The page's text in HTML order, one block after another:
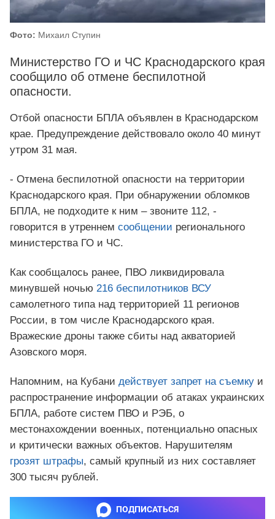
Фото: Михаил Ступин
Министерство ГО и ЧС Краснодарского края
сообщило об отмене беспилотной
опасности.
Отбой опасности БПЛА объявлен в Краснодарском
крае. Предупреждение действовало около 40 минут
утром 31 мая.
- Отмена беспилотной опасности на территории
Краснодарского края. При обнаружении обломков
БПЛА, не подходите к ним – звоните 112, -
говорится в утреннем сообщении регионального
министерства ГО и ЧС.
Как сообщалось ранее, ПВО ликвидировала
минувшей ночью 216 беспилотников ВСУ
самолетного типа над территорией 11 регионов
России, в том числе Краснодарского края.
Вражеские дроны также сбиты над акваторией
Азовского моря.
Напомним, на Кубани действует запрет на съемку и
распространение информации об атаках украинских
БПЛА, работе систем ПВО и РЭБ, о
местонахождении военных, потенциально опасных
и критически важных объектов. Нарушителям
грозят штрафы, самый крупный из них составляет
300 тысяч рублей.
ПОДПИСАТЬСЯ